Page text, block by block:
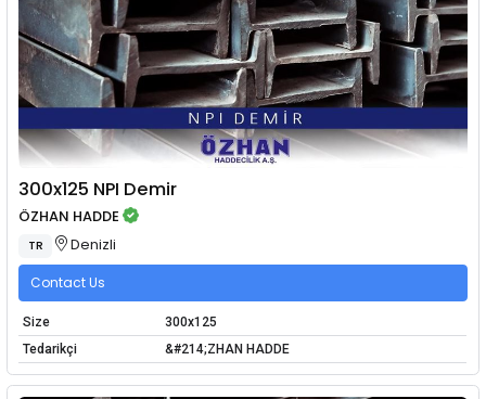
300x125 NPI Demir
ÖZHAN HADDE
TR Denizli
Contact Us
Size
300x125
Tedarikçi
&#214;ZHAN HADDE